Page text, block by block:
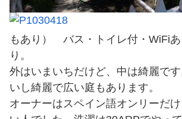
もあり） バス・トイレ付・WiFi
り。
外はいまいちだけど、中は綺麗で
いし綺麗で広い庭もあります。
オーナーはスペイン語オンリーだ